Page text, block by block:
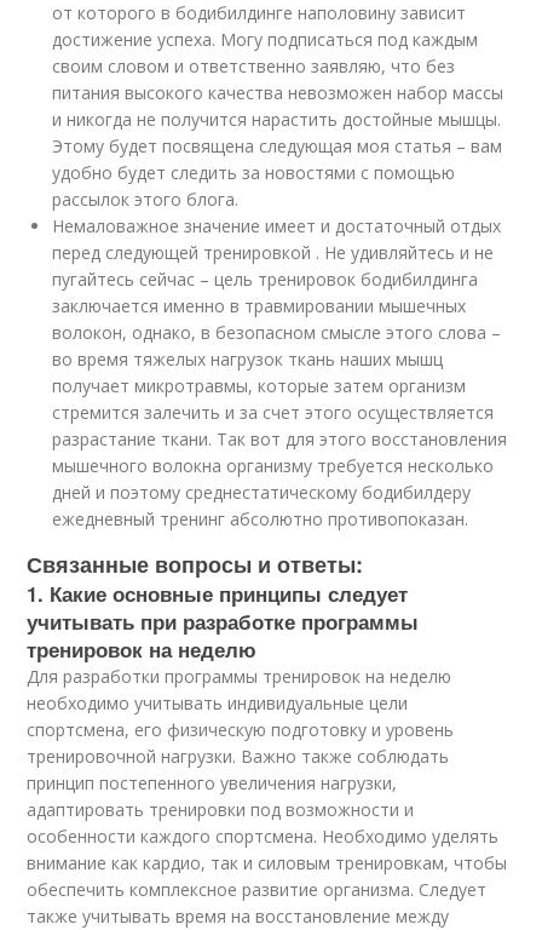
от которого в бодибилдинге наполовину зависит
достижение успеха. Могу подписаться под каждым
своим словом и ответственно заявляю, что без
питания высокого качества невозможен набор массы
и никогда не получится нарастить достойные мышцы.
Этому будет посвящена следующая моя статья – вам
удобно будет следить за новостями с помощью
рассылок этого блога.
Немаловажное значение имеет и достаточный отдых
перед следующей тренировкой . Не удивляйтесь и не
пугайтесь сейчас – цель тренировок бодибилдинга
заключается именно в травмировании мышечных
волокон, однако, в безопасном смысле этого слова –
во время тяжелых нагрузок ткань наших мышц
получает микротравмы, которые затем организм
стремится залечить и за счет этого осуществляется
разрастание ткани. Так вот для этого восстановления
мышечного волокна организму требуется несколько
дней и поэтому среднестатическому бодибилдеру
ежедневный тренинг абсолютно противопоказан.
Связанные вопросы и ответы:
1. Какие основные принципы следует
учитывать при разработке программы
тренировок на неделю
Для разработки программы тренировок на неделю
необходимо учитывать индивидуальные цели
спортсмена, его физическую подготовку и уровень
тренировочной нагрузки. Важно также соблюдать
принцип постепенного увеличения нагрузки,
адаптировать тренировки под возможности и
особенности каждого спортсмена. Необходимо уделять
внимание как кардио, так и силовым тренировкам, чтобы
обеспечить комплексное развитие организма. Следует
также учитывать время на восстановление между